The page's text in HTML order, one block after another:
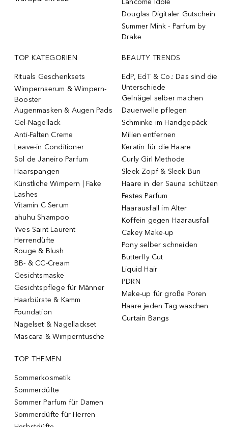
Lancôme Idôle
Douglas Digitaler Gutschein
Summer Mink - Parfum by
Drake
TOP KATEGORIEN
Rituals Geschenksets
Wimpernserum & Wimpern-
Booster
Augenmasken & Augen Pads
Gel-Nagellack
Anti-Falten Creme
Leave-in Conditioner
Sol de Janeiro Parfum
Haarspangen
Künstliche Wimpern | Fake
Lashes
Vitamin C Serum
ahuhu Shampoo
Yves Saint Laurent
Herrendüfte
Rouge & Blush
BB- & CC-Cream
Gesichtsmaske
Gesichtspflege für Männer
Haarbürste & Kamm
Foundation
Nagelset & Nagellackset
Mascara & Wimperntusche
BEAUTY TRENDS
EdP, EdT & Co.: Das sind die
Unterschiede
Gelnägel selber machen
Dauerwelle pflegen
Schminke im Handgepäck
Milien entfernen
Keratin für die Haare
Curly Girl Methode
Sleek Zopf & Sleek Bun
Haare in der Sauna schützen
Festes Parfum
Haarausfall im Alter
Koffein gegen Haarausfall
Cakey Make-up
Pony selber schneiden
Butterfly Cut
Liquid Hair
PDRN
Make-up für große Poren
Haare jeden Tag waschen
Curtain Bangs
TOP THEMEN
Sommerkosmetik
Sommerdüfte
Sommer Parfum für Damen
Sommerdüfte für Herren